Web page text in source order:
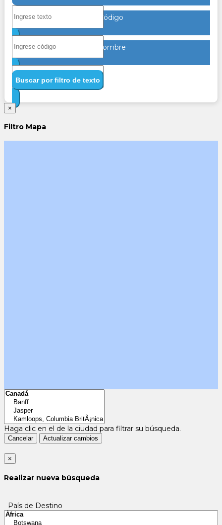
Código
Nombre
Buscar por filtro de texto
×
Filtro Mapa
Haga clic en el de la ciudad para filtrar su búsqueda.
Cancelar Actualizar cambios
×
Realizar nueva búsqueda
País de Destino